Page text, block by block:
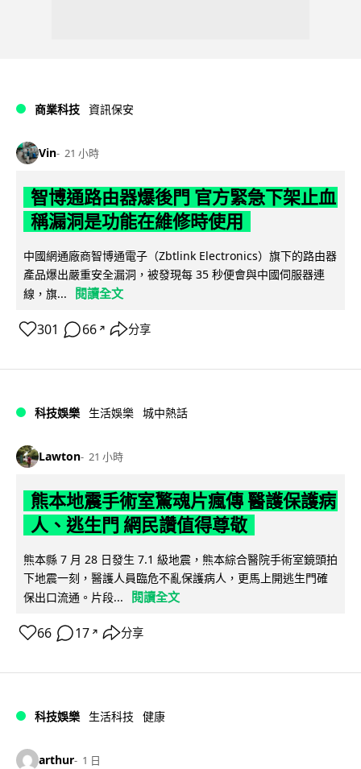
商業科技 資訊保安
Vin 21 小時
智博通路由器爆後門 官方緊急下架止血
稱漏洞是功能在維修時使用
中國網通廠商智博通電子（Zbtlink Electronics）旗下的路由器
產品爆出嚴重安全漏洞，被發現每 35 秒便會與中國伺服器連
線，旗...
閱讀全文
301 66 ↗ 分享
科技娛樂 生活娛樂 城中熱話
Lawton 21 小時
熊本地震手術室驚魂片瘋傳 醫護保護病
人、逃生門 網民讚值得尊敬
熊本縣 7 月 28 日發生 7.1 級地震，熊本綜合醫院手術室鏡頭拍
下地震一刻，醫護人員臨危不亂保護病人，更馬上開逃生門確
保出口流通。片段...
閱讀全文
66 17 ↗ 分享
科技娛樂 生活科技 健康
arthur 1 日